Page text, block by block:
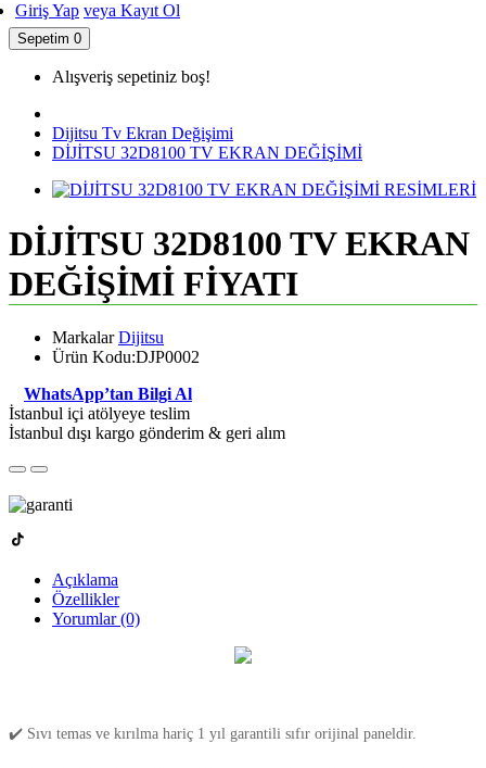
Giriş Yap veya Kayıt Ol
Sepetim 0
Alışveriş sepetiniz boş!
Dijitsu Tv Ekran Değişimi
DİJİTSU 32D8100 TV EKRAN DEĞİŞİMİ
DİJİTSU 32D8100 TV EKRAN
DEĞİŞİMİ FİYATI
MarkalarDijitsu
Ürün Kodu:DJP0002
WhatsApp’tan Bilgi Al
İstanbul içi atölyeye teslim
İstanbul dışı kargo gönderim & geri alım
Açıklama
Özellikler
Yorumlar (0)
✔️ Sıvı temas ve kırılma hariç 1 yıl garantili sıfır orijinal paneldir.